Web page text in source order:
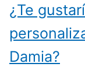
¿Te
Damia?